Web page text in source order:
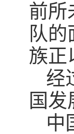
前所
队
族正
经
国
中